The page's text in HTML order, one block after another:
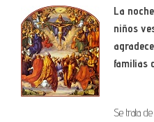
La
niños
familias
Se trata